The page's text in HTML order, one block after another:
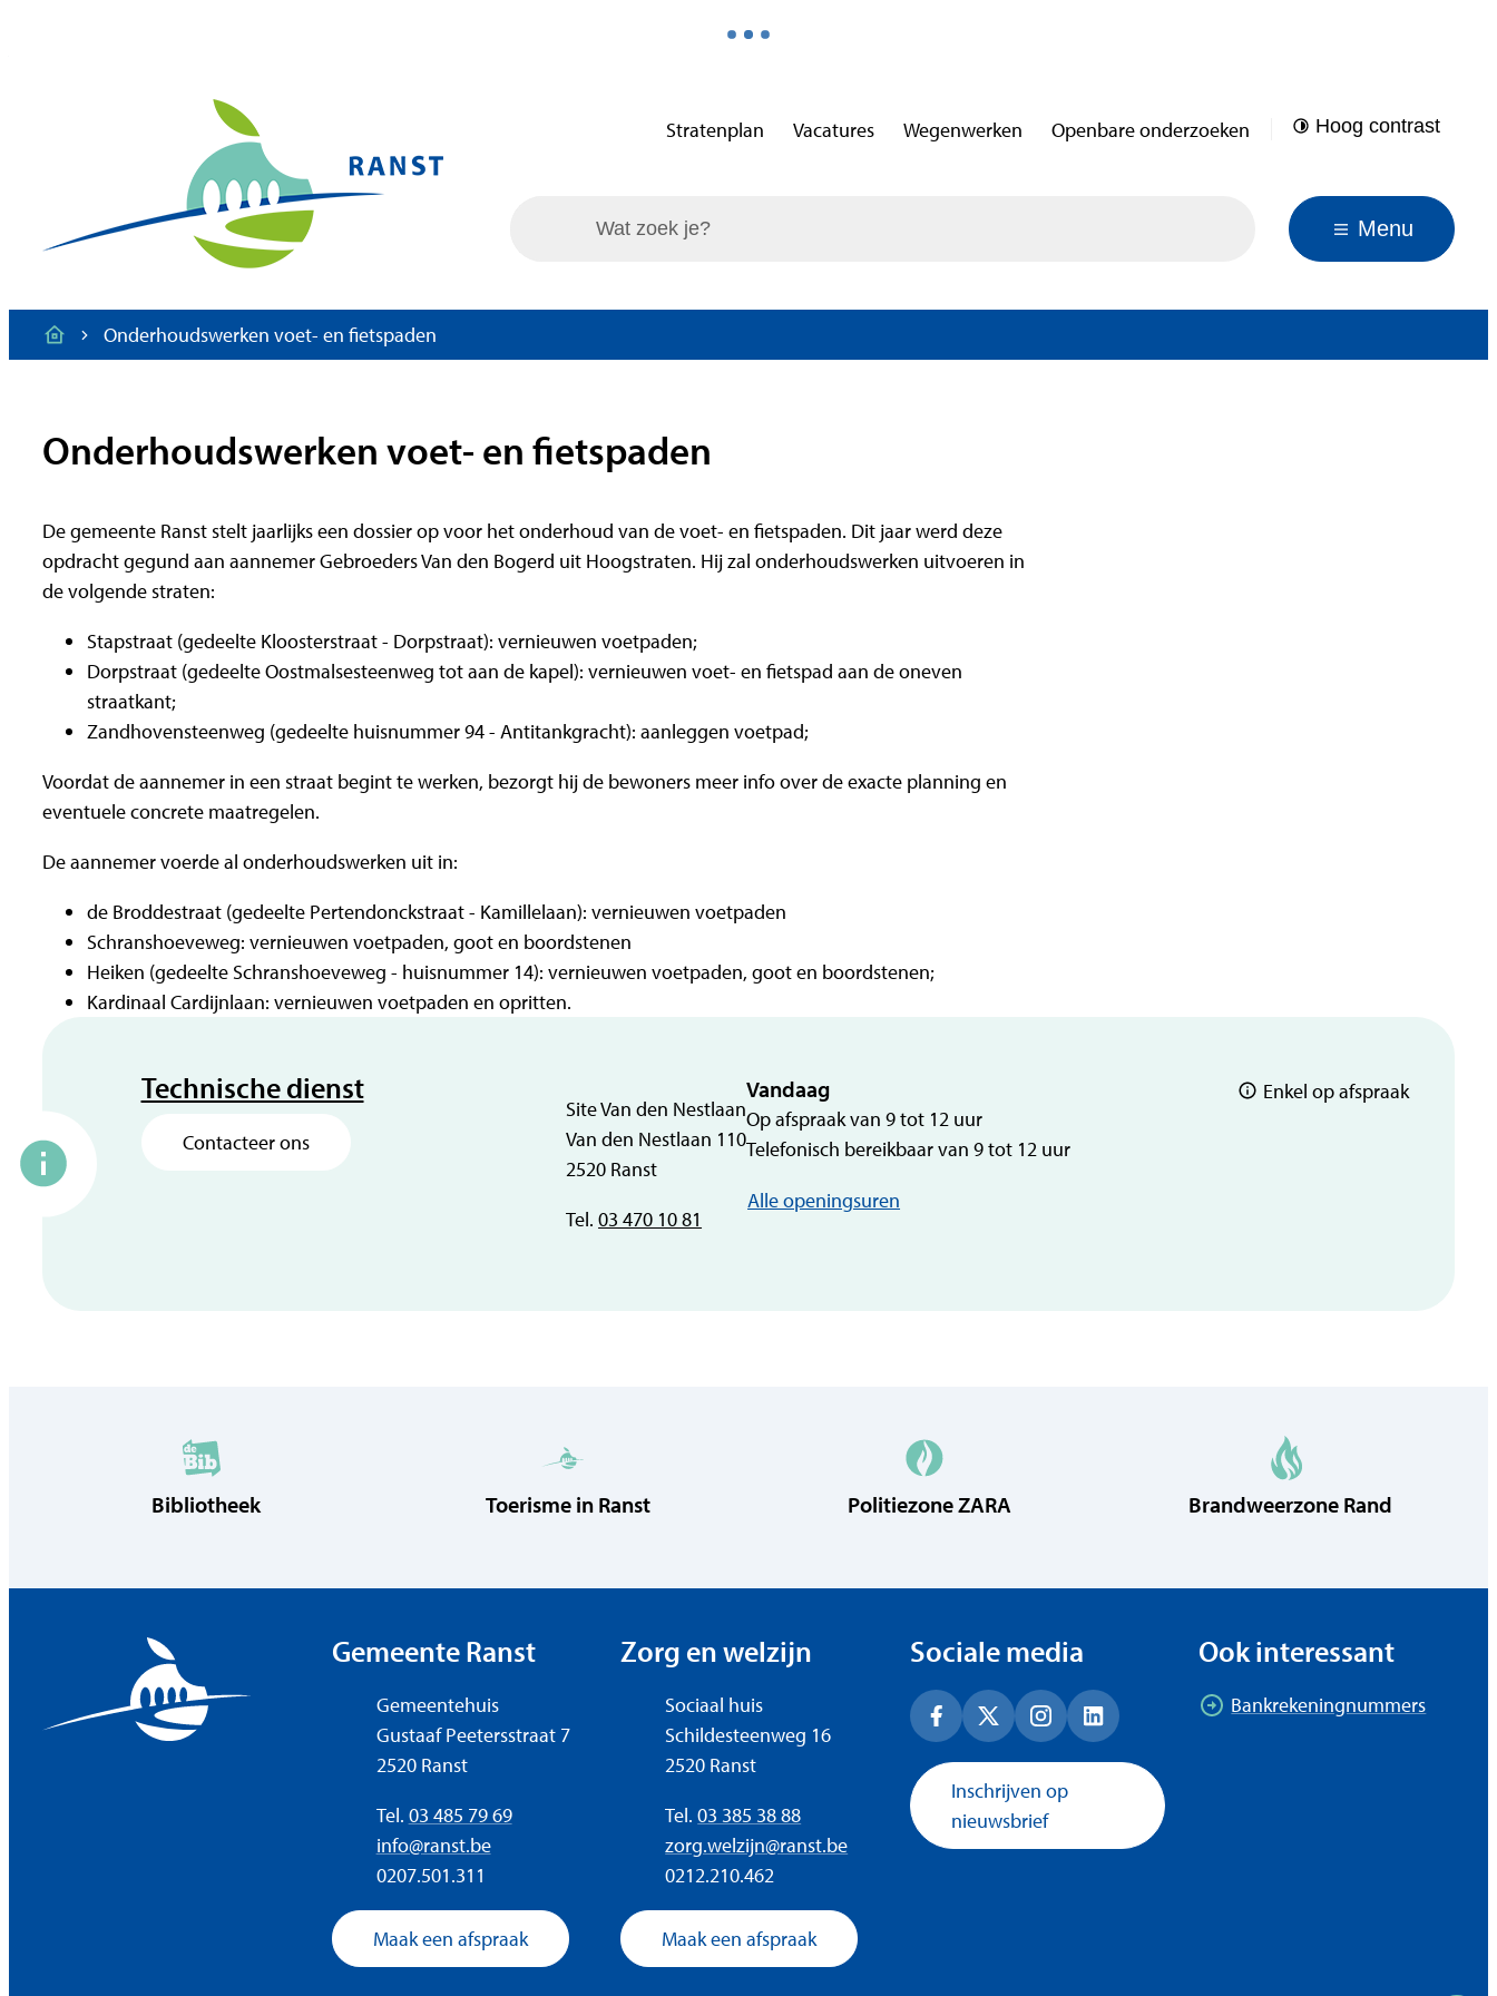
Stratenplan Vacatures Wegenwerken Openbare onderzoeken Hoog contrast
Menu
Startpagina
Onderhoudswerken voet- en fietspaden
Onderhoudswerken voet- en fietspaden
De gemeente Ranst stelt jaarlijks een dossier op voor het onderhoud van de voet- en fietspaden. Dit jaar werd deze
opdracht gegund aan aannemer Gebroeders Van den Bogerd uit Hoogstraten. Hij zal onderhoudswerken uitvoeren in
de volgende straten:
Stapstraat (gedeelte Kloosterstraat - Dorpstraat): vernieuwen voetpaden;
Dorpstraat (gedeelte Oostmalsesteenweg tot aan de kapel): vernieuwen voet- en fietspad aan de oneven
straatkant;
Zandhovensteenweg (gedeelte huisnummer 94 - Antitankgracht): aanleggen voetpad;
Voordat de aannemer in een straat begint te werken, bezorgt hij de bewoners meer info over de exacte planning en
eventuele concrete maatregelen.
De aannemer voerde al onderhoudswerken uit in:
de Broddestraat (gedeelte Pertendonckstraat - Kamillelaan): vernieuwen voetpaden
Schranshoeveweg: vernieuwen voetpaden, goot en boordstenen
Heiken (gedeelte Schranshoeveweg - huisnummer 14): vernieuwen voetpaden, goot en boordstenen;
Kardinaal Cardijnlaan: vernieuwen voetpaden en opritten.
Contact
Technische dienst
Contacteer ons
AdresSite Van den Nestlaan
Van den Nestlaan 110
,2520 Ranst
03 470 10 81
Vandaag
Op afspraak van 9tot 12 uur
Telefonisch bereikbaar van 9tot 12 uur
Alle openingsuren
Enkel op afspraak
Bibliotheek Toerisme in Ranst Politiezone ZARA Brandweerzone Rand
Gemeente Ranst
AdresGemeentehuis
Gustaaf Peetersstraat 7
,2520 Ranst
03 485 79 69
E-mailinfo@ranst.be
Ondernemingsnummer
0207.501.311
Maak een afspraak
Zorg en welzijn
AdresSociaal huis
Schildesteenweg 16
,2520 Ranst
03 385 38 88
E-mailzorg.welzijn@ranst.be
Ondernemingsnummer
0212.210.462
Maak een afspraak
Sociale media
FacebookX (Twitter)InstagramLinkedIn
Inschrijven op
nieuwsbrief
Ook interessant
Bankrekeningnummers